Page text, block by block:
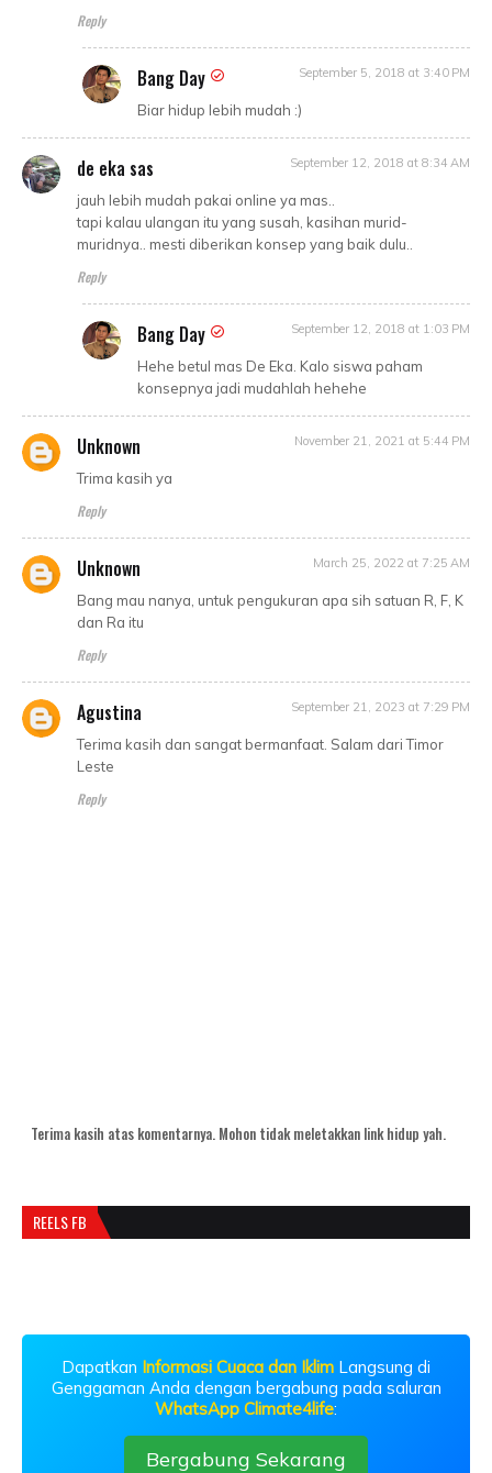
Reply
Bang Day September 5, 2018 at 3:40 PM
Biar hidup lebih mudah :)
de eka sas September 12, 2018 at 8:34 AM
jauh lebih mudah pakai online ya mas..
tapi kalau ulangan itu yang susah, kasihan murid-
muridnya.. mesti diberikan konsep yang baik dulu..
Reply
Bang Day September 12, 2018 at 1:03 PM
Hehe betul mas De Eka. Kalo siswa paham
konsepnya jadi mudahlah hehehe
Unknown November 21, 2021 at 5:44 PM
Trima kasih ya
Reply
Unknown March 25, 2022 at 7:25 AM
Bang mau nanya, untuk pengukuran apa sih satuan R, F, K
dan Ra itu
Reply
Agustina September 21, 2023 at 7:29 PM
Terima kasih dan sangat bermanfaat. Salam dari Timor
Leste
Reply
Terima kasih atas komentarnya. Mohon tidak meletakkan link hidup yah.
REELS FB
Dapatkan Informasi Cuaca dan Iklim Langsung di
Genggaman Anda dengan bergabung pada saluran
WhatsApp Climate4life:
Bergabung Sekarang